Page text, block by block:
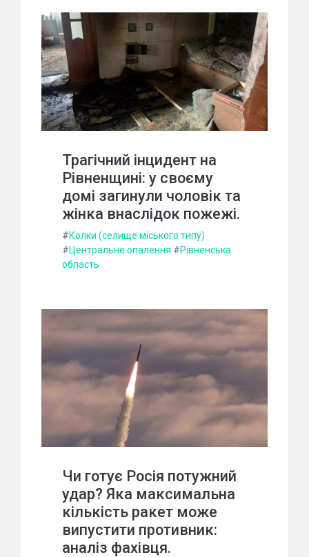
Трагічний інцидент на
Рівненщині: у своєму
домі загинули чоловік та
жінка внаслідок пожежі.
#Колки (селище міського типу)
#Центральне опалення #Рівненська
область
Чи готує Росія потужний
удар? Яка максимальна
кількість ракет може
випустити противник:
аналіз фахівця.